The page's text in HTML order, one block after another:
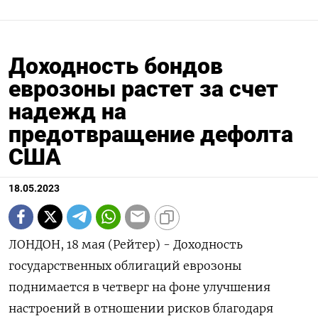
Доходность бондов
еврозоны растет за счет
надежд на
предотвращение дефолта
США
18.05.2023
ЛОНДОН, 18 мая (Рейтер) - Доходность
государственных облигаций еврозоны
поднимается в четверг на фоне улучшения
настроений в отношении рисков благодаря